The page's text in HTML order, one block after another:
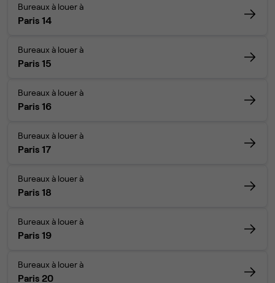
Bureaux à louer à
Paris 14
Bureaux à louer à
Paris 15
Bureaux à louer à
Paris 16
Bureaux à louer à
Paris 17
Bureaux à louer à
Paris 18
Bureaux à louer à
Paris 19
Bureaux à louer à
Paris 20